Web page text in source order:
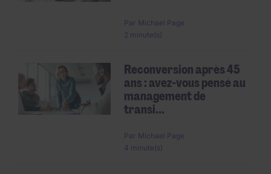
Par Michael Page
2 minute(s)
Reconversion après 45
ans : avez-vous pensé au
management de
transi...
Par Michael Page
4 minute(s)